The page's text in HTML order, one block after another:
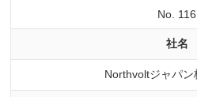
No. 116
社名
Northvoltジャパン